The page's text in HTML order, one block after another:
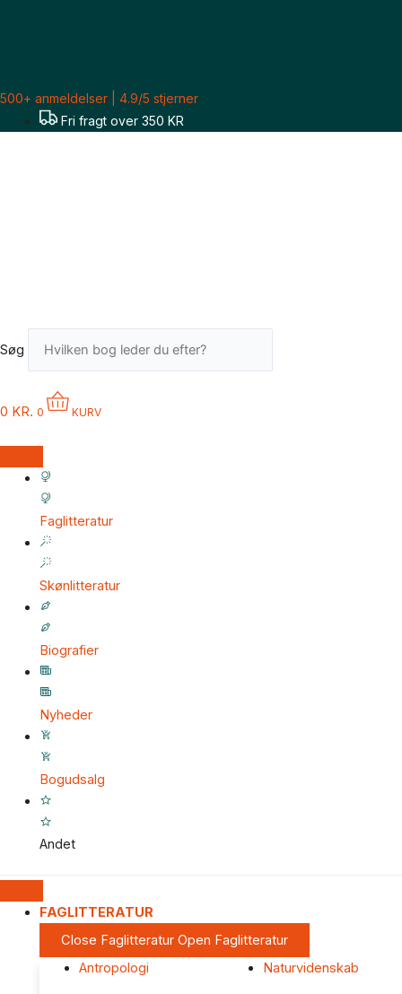
500+ anmeldelser | 4.9/5 stjerner
Fri fragt over 350 KR
Søg
0 KR. 0 KURV
Faglitteratur
Skønlitteratur
Biografier
Nyheder
Bogudsalg
Andet
FAGLITTERATUR
Close Faglitteratur Open Faglitteratur
Antropologi
Naturvidenskab